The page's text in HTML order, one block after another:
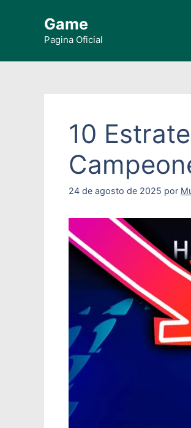
contenido
Game
Pagina Oficial
10
24 de agosto de 2025 por